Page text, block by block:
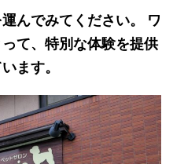
んでみてください。 ワ
て、特別な体験を提供
ます。